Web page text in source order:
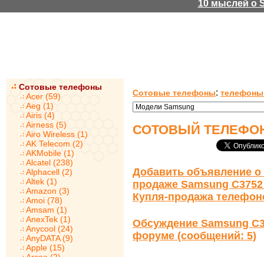
10 мыслей о
Сотовые телефоны
Acer (59)
Aeg (1)
Airis (4)
Airness (5)
Airo Wireless (1)
AK Telecom (2)
AKMobile (1)
Alcatel (238)
Alphacell (2)
Altek (1)
Amazon (3)
Amoi (78)
Amsam (1)
AnexTek (1)
Anycool (24)
AnyDATA (9)
Apple (15)
Сотовые телефоны:
СОТОВЫЙ ТЕЛЕФОН
Добавить объявление о
продаже Samsung
Купля-продажа
Обсуждение Samsung
форуме (сообщений: 5)